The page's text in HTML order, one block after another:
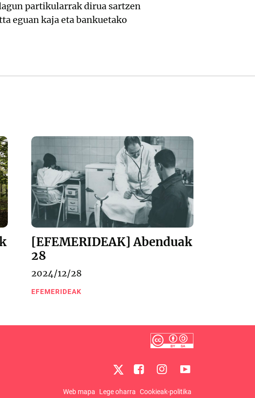
partikularrak dirua sartzen
eguan kaja eta bankuetako
[EFEMERIDEAK] Abenduak
28
2024/12/28
EFEMERIDEAK
Web mapa Lege oharra Cookieak-politika